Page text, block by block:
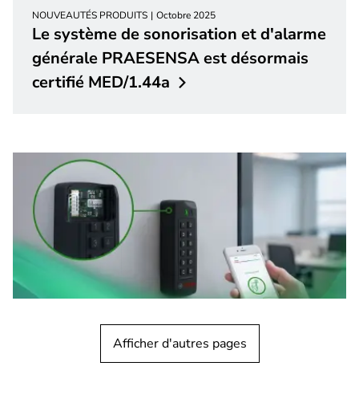
NOUVEAUTÉS PRODUITS Octobre 2025
Le système de sonorisation et d'alarme
générale PRAESENSA est désormais
certifié MED/1.44a
Contrôle d’accès
Afficher d'autres pages